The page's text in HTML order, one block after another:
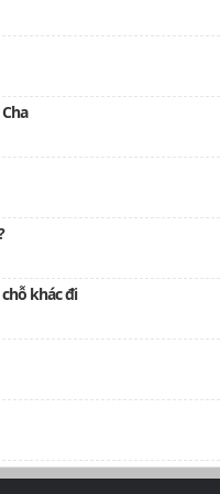
khác đi